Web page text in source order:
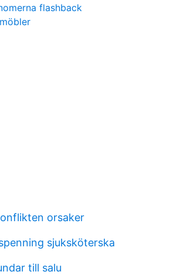
flashback
orsaker
sjuksköterska
till salu